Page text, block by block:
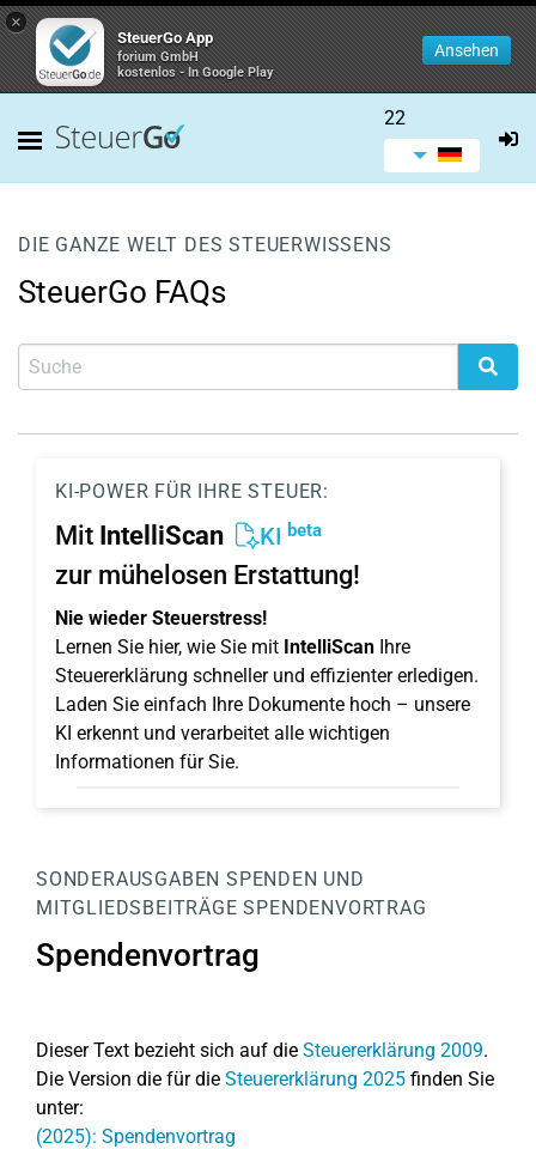
×
SteuerGo App
forium GmbH
kostenlos - In Google Play
Ansehen
22
DIE GANZE WELT DES STEUERWISSENS
SteuerGo FAQs
KI-POWER FÜR IHRE STEUER:
Mit IntelliScan KI beta
zur mühelosen Erstattung!
Nie wieder Steuerstress!
Lernen Sie hier, wie Sie mit IntelliScan Ihre
Steuererklärung schneller und effizienter erledigen.
Laden Sie einfach Ihre Dokumente hoch – unsere
KI erkennt und verarbeitet alle wichtigen
Informationen für Sie.
SONDERAUSGABEN SPENDEN UND
MITGLIEDSBEITRÄGE SPENDENVORTRAG
Spendenvortrag
Dieser Text bezieht sich auf die Steuererklärung 2009.
Die Version die für die Steuererklärung 2025 finden Sie
unter:
(2025): Spendenvortrag